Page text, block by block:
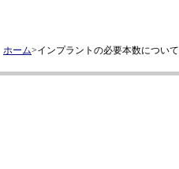
ホーム>インプラントの必要本数について